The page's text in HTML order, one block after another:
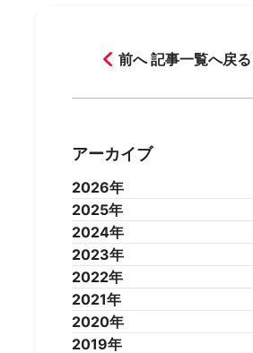
前へ 記事一覧へ戻る
アーカイブ
2026年
2026年7月 2026年6月
2026年5月 2026年4月
2026年3月 2026年2月
2025年
2025年12月2025年11月
2025年10月2025年9月
2025年8月 2025年7月
2025年6月
2025年4月
2025年2月
2024年
2024年12月2024年11月
2024年10月2024年9月
2024年8月 2024年7月
2024年6月
2024年4月
2023年
2023年12月2023年11月
2023年10月2023年9月
2023年8月 2023年7月
2023年6月
2022年
2022年12月2022年11月
2022年10月2022年9月
2021年
2021年12月2021年11月
2020年
2019年